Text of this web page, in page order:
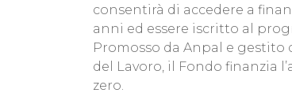
consentirà di accedere a
anni ed essere iscritto al
Promosso da Anpal e gestito
del Lavoro, il Fondo finanzia
zero.